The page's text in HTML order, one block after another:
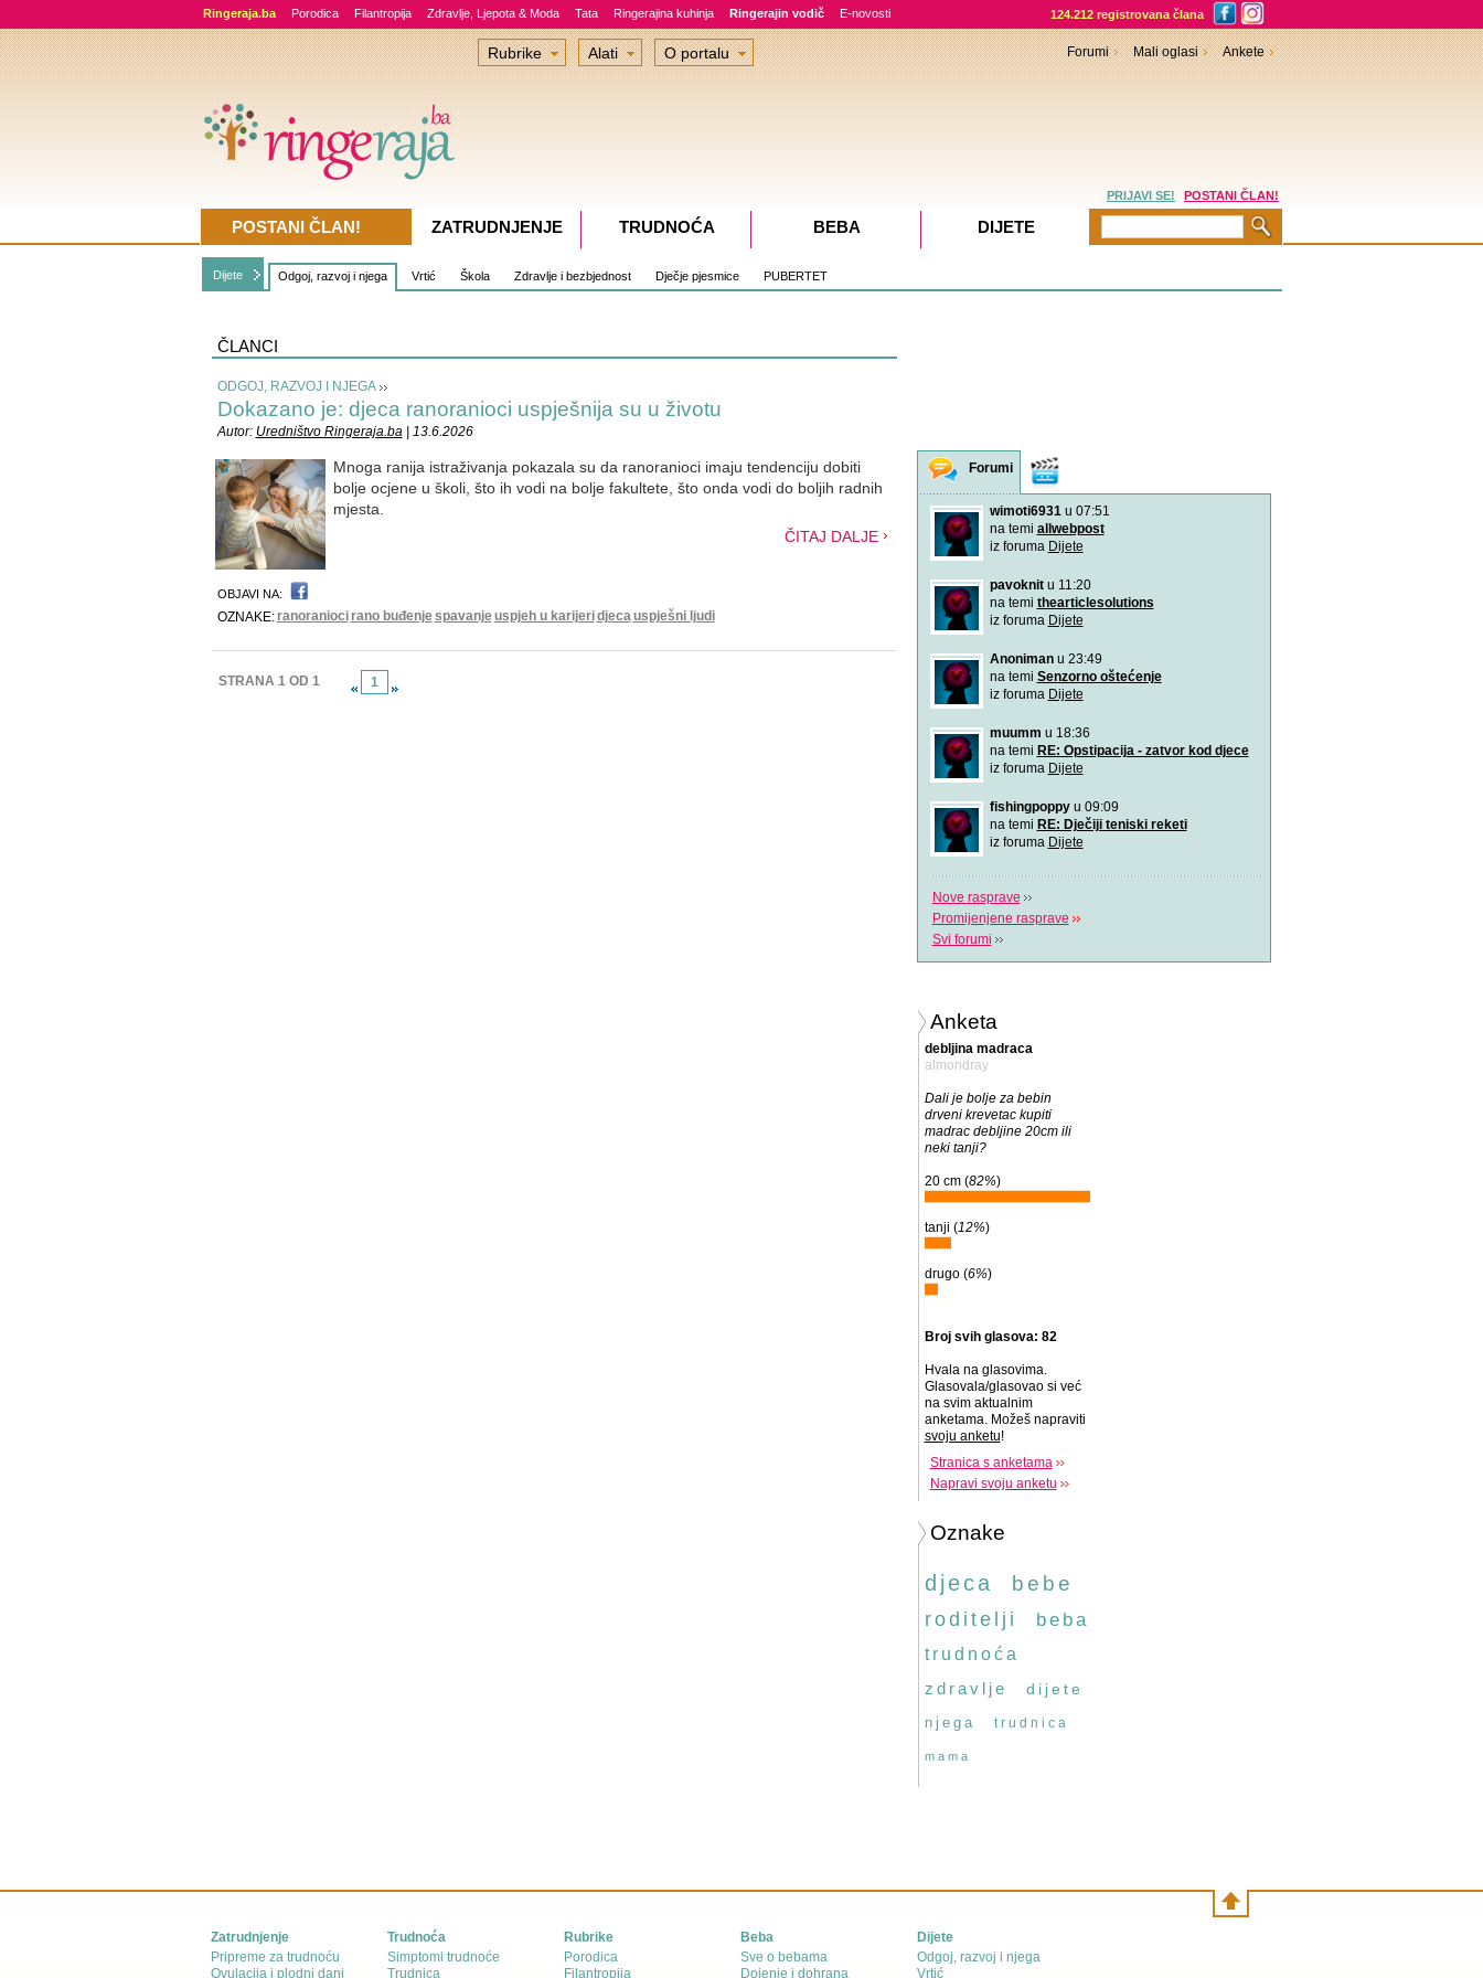
Ringeraja.ba Porodica Filantropija Zdravlje, Ljepota & Moda Tata Ringerajina kuhinja Ringerajin vodič E-novosti 124.212 registrovana člana
Dijete Odgoj, razvoj i njega Vrtić Škola Zdravlje i bezbjednost Dječje pjesmice PUBERTET
ČLANCI
ODGOJ, RAZVOJ I NJEGA
Dokazano je: djeca ranoranioci uspješnija su u životu
Autor: Uredništvo Ringeraja.ba| 13.6.2026
Mnoga ranija istraživanja pokazala su da ranoranioci imaju tendenciju dobiti
bolje ocjene u školi, što ih vodi na bolje fakultete, što onda vodi do boljih radnih
mjesta.
ČITAJ DALJE
OBJAVI NA:
OZNAKE: ranoranioci rano buđenjespavanjeuspjeh u karijeridjecauspješni ljudi
STRANA 1 OD 1 1
Forumi
wimoti6931u 07:51
na temi allwebpost
iz foruma Dijete
pavoknitu 11:20
na temi thearticlesolutions
iz foruma Dijete
Anonimanu 23:49
na temi Senzorno oštećenje
iz foruma Dijete
muumm u 18:36
na temi RE: Opstipacija - zatvor kod djece
iz foruma Dijete
fishingpoppyu 09:09
na temi RE: Dječiji teniski reketi
iz foruma Dijete
Nove rasprave
Promijenjene rasprave
Svi forumi
Anketa
debljina madraca
almondray
Dali je bolje za bebin
drveni krevetac kupiti
madrac debljine 20cm ili
neki tanji?
20 cm (82%)
tanji (12%)
drugo (6%)
Broj svih glasova: 82
Hvala na glasovima.
Glasovala/glasovao si već
na svim aktualnim
anketama. Možeš napraviti
svoju anketu!
Stranica s anketama
Napravi svoju anketu
Oznake
djeca bebe
roditelji beba
trudnoća
zdravlje
dijete
njega trudnica
mama
Rubrike Alati O portalu Forumi Mali oglasi Ankete
PRIJAVI SE! POSTANI ČLAN!
POSTANI ČLAN! ZATRUDNJENJE TRUDNOĆA BEBA DIJETE
Zatrudnjenje
Pripreme za trudnoću
Ovulacija i plodni dani
Trudnoća
Simptomi trudnoće
Trudnica
Rubrike
Porodica
Filantropija
Beba
Sve o bebama
Dojenje i dohrana
Dijete
Odgoj, razvoj i njega
Vrtić